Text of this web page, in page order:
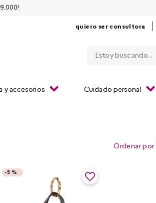
quiero ser consultora
y accesorios Cuidado personal
Ordenar por
-5 %